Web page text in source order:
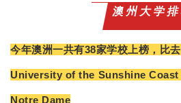
澳州大学排
今年澳洲一共有38家学校上榜，比
University of the Sunshine
Notre Dame